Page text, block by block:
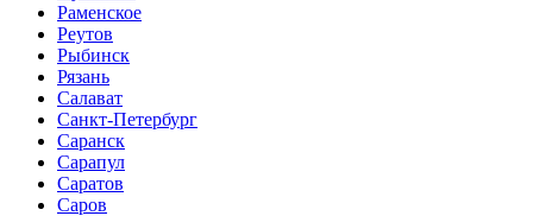
Раменское
Реутов
Рыбинск
Рязань
Салават
Санкт-Петербург
Саранск
Сарапул
Саратов
Саров